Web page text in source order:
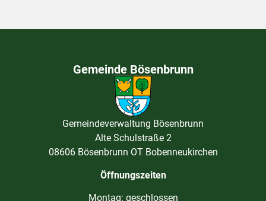
Gemeinde Bösenbrunn
Gemeindeverwaltung Bösenbrunn
Alte Schulstraße 2
08606 Bösenbrunn OT Bobenneukirchen
Öffnungszeiten
Montag: geschlossen